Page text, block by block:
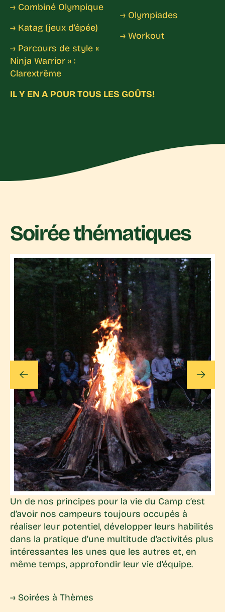
→ Combiné Olympique
→ Katag (jeux d’épée)
→ Parcours de style «
Ninja Warrior » :
Clarextrême
→ Olympiades
→ Workout
IL Y EN A POUR TOUS LES GOÛTS!
Soirée thématiques
Un de nos principes pour la vie du Camp c’est
d’avoir nos campeurs toujours occupés à
réaliser leur potentiel, développer leurs habilités
dans la pratique d’une multitude d’activités plus
intéressantes les unes que les autres et, en
même temps, approfondir leur vie d’équipe.
→ Soirées à Thèmes